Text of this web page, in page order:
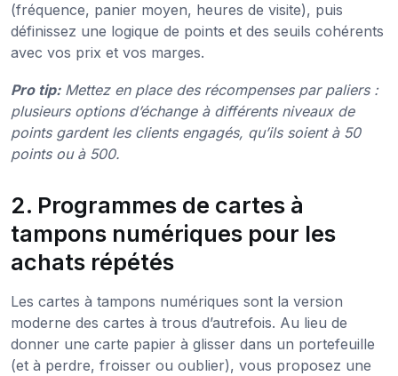
(fréquence, panier moyen, heures de visite), puis
définissez une logique de points et des seuils cohérents
avec vos prix et vos marges.
Pro tip: Mettez en place des récompenses par paliers :
plusieurs options d’échange à différents niveaux de
points gardent les clients engagés, qu’ils soient à 50
points ou à 500.
2. Programmes de cartes à
tampons numériques pour les
achats répétés
Les cartes à tampons numériques sont la version
moderne des cartes à trous d’autrefois. Au lieu de
donner une carte papier à glisser dans un portefeuille
(et à perdre, froisser ou oublier), vous proposez une